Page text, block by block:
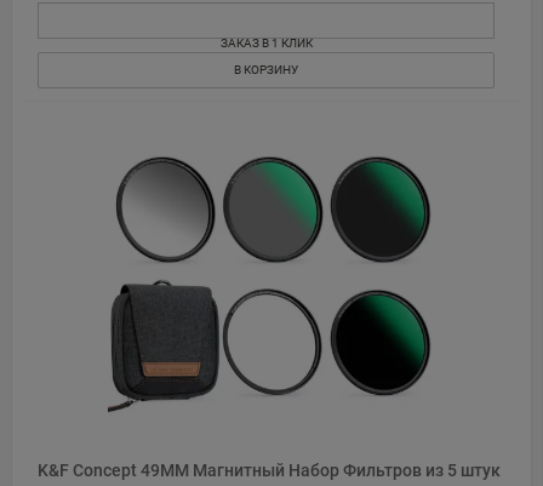
ЗАКАЗ В 1 КЛИК
В КОРЗИНУ
K&F Concept 49MM Магнитный Набор Фильтров из 5 штук